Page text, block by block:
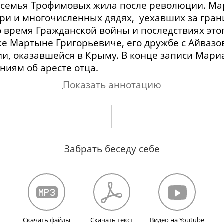
семья Трофимовых жила после революции.
и многочисленных дядях, уехавших за
Гражданской войны и последствиях
Мартыне Григорьевиче, его дружбе с
оказавшейся в Крыму. В конце записи
об аресте отца.
и бабушки в Москву, отказ от ялтинского
линии за границу. Расстрел бывших
и история семьи. О жизни дедушки и
Благотворительные обеды в Ялте и обмен
армянская речь в семье. О московских
Показать аннотацию
Забрать беседу себе
Скачать файлы Скачать текст Видео на Youtube